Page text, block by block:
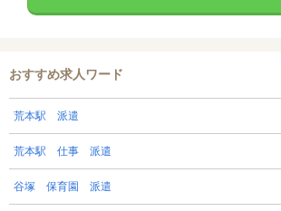
おすすめ求人ワード
荒本駅 派遣
荒本駅 仕事 派遣
谷塚 保育園 派遣